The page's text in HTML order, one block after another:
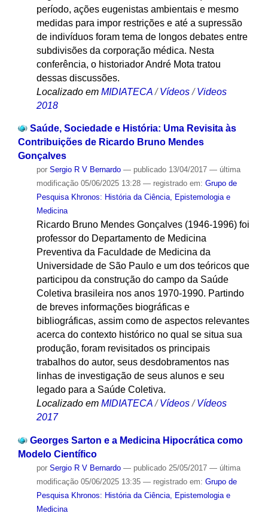
período, ações eugenistas ambientais e mesmo
medidas para impor restrições e até a supressão
de indivíduos foram tema de longos debates entre
subdivisões da corporação médica. Nesta
conferência, o historiador André Mota tratou
dessas discussões.
Localizado em MIDIATECA /Vídeos /Videos
2018
Saúde, Sociedade e História: Uma Revisita às
Contribuições de Ricardo Bruno Mendes
Gonçalves
por Sergio R V Bernardo — publicado13/04/2017 — última
modificação05/06/2025 13:28 — registrado em: Grupo de
Pesquisa Khronos: História da Ciência, Epistemologia e
Medicina
Ricardo Bruno Mendes Gonçalves (1946-1996) foi
professor do Departamento de Medicina
Preventiva da Faculdade de Medicina da
Universidade de São Paulo e um dos teóricos que
participou da construção do campo da Saúde
Coletiva brasileira nos anos 1970-1990. Partindo
de breves informações biográficas e
bibliográficas, assim como de aspectos relevantes
acerca do contexto histórico no qual se situa sua
produção, foram revisitados os principais
trabalhos do autor, seus desdobramentos nas
linhas de investigação de seus alunos e seu
legado para a Saúde Coletiva.
Localizado em MIDIATECA / Vídeos / Vídeos
2017
Georges Sarton e a Medicina Hipocrática como
Modelo Científico
por Sergio R V Bernardo — publicado25/05/2017 — última
modificação05/06/2025 13:35 — registrado em: Grupo de
Pesquisa Khronos: História da Ciência, Epistemologia e
Medicina